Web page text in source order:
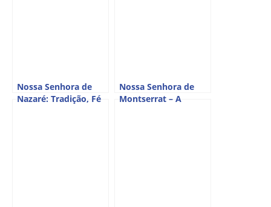
Nossa Senhora de
Nazaré: Tradição, Fé
Nossa Senhora de
Montserrat – A